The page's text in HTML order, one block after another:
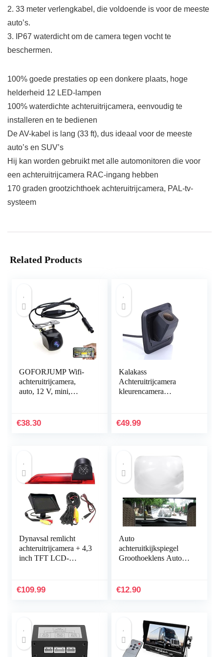
2. 33 meter verlengkabel, die voldoende is voor de meeste
auto’s.
3. IP67 waterdicht om de camera tegen vocht te
beschermen.
100% goede prestaties op een donkere plaats, hoge
helderheid 12 LED-lampen
100% waterdichte achteruitrijcamera, eenvoudig te
installeren en te bedienen
De AV-kabel is lang (33 ft), dus ideaal voor de meeste
auto’s en SUV’s
Hij kan worden gebruikt met alle automonitoren die voor
een achteruitrijcamera RAC-ingang hebben
170 graden grootzichthoek achteruitrijcamera, PAL-tv-
systeem
Related Products
GOFORJUMP Wifi-
achteruitrijcamera,
auto, 12 V, mini,
€38.30
Kalakass
Achteruitrijcamera
kleurencamera
achteruitrijsysteem
€49.99
Dynavsal remlicht
achteruitrijcamera + 4,3
inch TFT LCD-
nachtzicht auto
€109.99
Auto
achteruitkijkspiegel
Groothoeklens Auto
Achteruitrijden Parking
€12.90